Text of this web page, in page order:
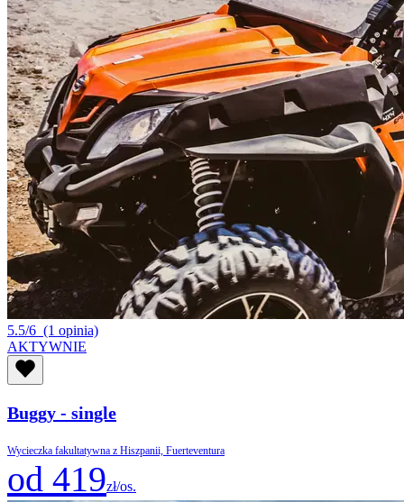
5.5/6 (1 opinia)
AKTYWNIE
Buggy - single
Wycieczka fakultatywna z Hiszpanii, Fuerteventura
od 419zł/os.